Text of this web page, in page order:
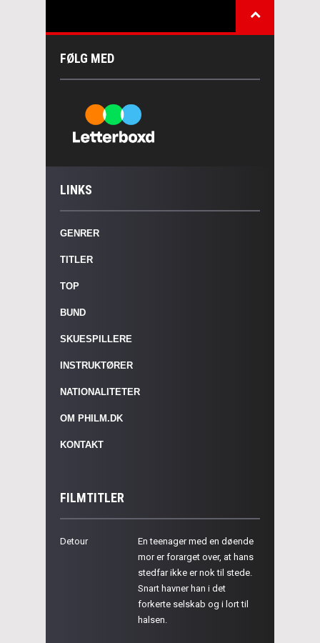
FØLG MED
LINKS
GENRER
TITLER
TOP
BUND
SKUESPILLERE
INSTRUKTØRER
NATIONALITETER
OM PHILM.DK
KONTAKT
FILMTITLER
Detour
En teenager med en døende
mor er forarget over, at hans
stedfar ikke er nok til stede.
Snart havner han i det
forkerte selskab og i lort til
halsen.